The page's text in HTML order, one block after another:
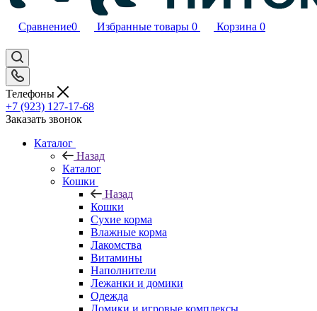
Сравнение0 Избранные товары 0 Корзина 0
Телефоны
+7 (923) 127-17-68
Заказать звонок
Каталог
Назад
Каталог
Кошки
Назад
Кошки
Сухие корма
Влажные корма
Лакомства
Витамины
Наполнители
Лежанки и домики
Одежда
Домики и игровые комплексы